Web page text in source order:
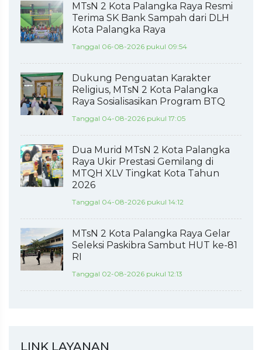
MTsN 2 Kota Palangka Raya Resmi
Terima SK Bank Sampah dari DLH
Kota Palangka Raya
Tanggal 06-08-2026 pukul 09:54
Dukung Penguatan Karakter
Religius, MTsN 2 Kota Palangka
Raya Sosialisasikan Program BTQ
Tanggal 04-08-2026 pukul 17:05
Dua Murid MTsN 2 Kota Palangka
Raya Ukir Prestasi Gemilang di
MTQH XLV Tingkat Kota Tahun
2026
Tanggal 04-08-2026 pukul 14:12
MTsN 2 Kota Palangka Raya Gelar
Seleksi Paskibra Sambut HUT ke-81
RI
Tanggal 02-08-2026 pukul 12:13
LINK LAYANAN